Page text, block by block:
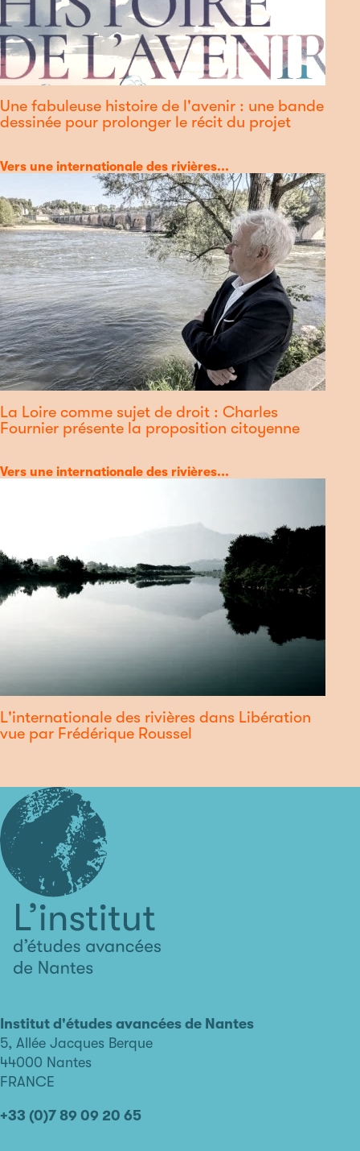
Une fabuleuse histoire de l'avenir : une bande
dessinée pour prolonger le récit du projet
Catégorie
Vers une internationale des rivières...
La Loire comme sujet de droit : Charles
Fournier présente la proposition citoyenne
Catégorie
Vers une internationale des rivières...
L'internationale des rivières dans Libération
vue par Frédérique Roussel
avancées
de
Nantes
Institut d'études avancées de Nantes
5, Allée Jacques Berque
44000 Nantes
FRANCE
+33 (0)7 89 09 20 65